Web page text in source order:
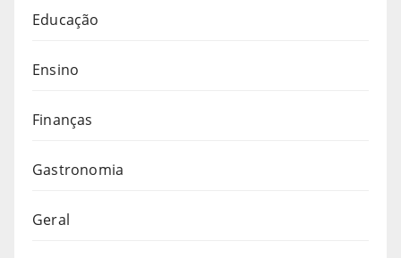
Educação
Ensino
Finanças
Gastronomia
Geral